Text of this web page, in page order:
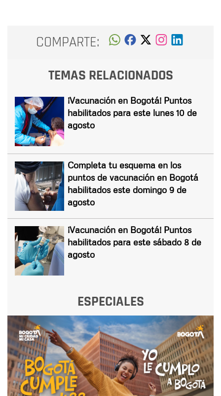
COMPARTE:
TEMAS RELACIONADOS
¡Vacunación en Bogotá! Puntos
habilitados para este lunes 10 de
agosto
Completa tu esquema en los
puntos de vacunación en Bogotá
habilitados este domingo 9 de
agosto
¡Vacunación en Bogotá! Puntos
habilitados para este sábado 8 de
agosto
ESPECIALES